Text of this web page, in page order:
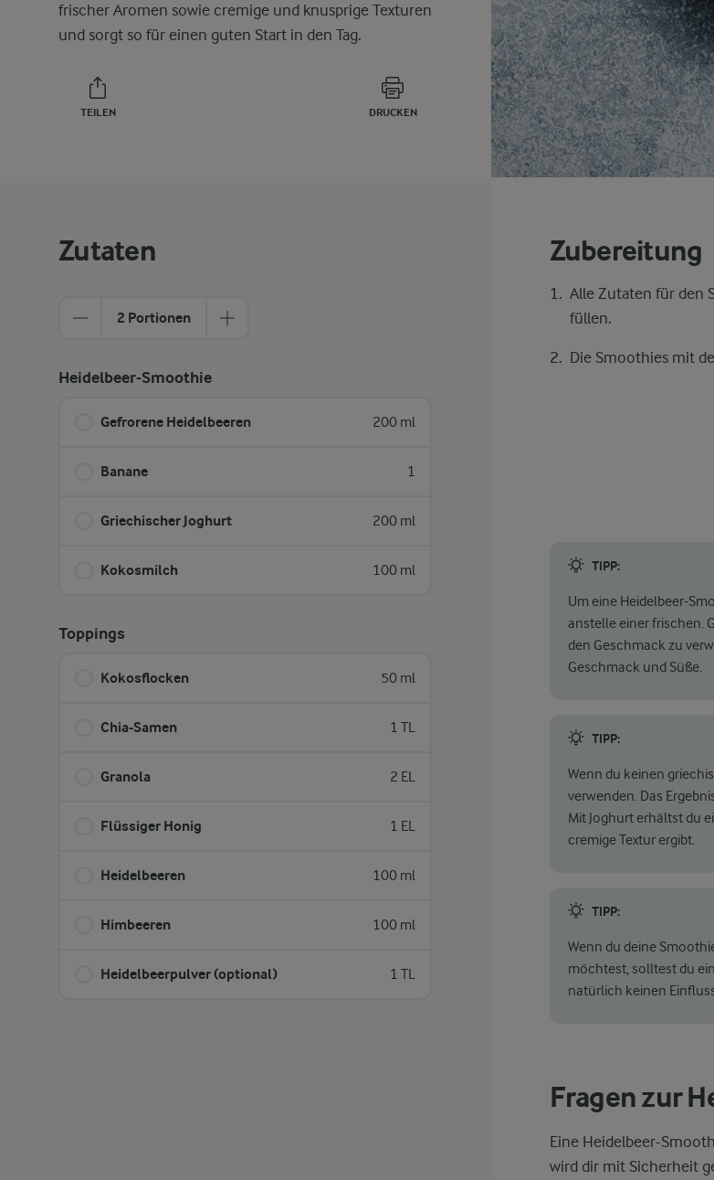
frischer Aromen sowie cremige und knusprige Texturen
und sorgt so für einen guten Start in den Tag.
TEILEN DRUCKEN
Zutaten
2 Portionen
Heidelbeer-Smoothie
Gefrorene Heidelbeeren 200 ml
Banane 1
Griechischer Joghurt 200 ml
Kokosmilch 100 ml
Toppings
Kokosflocken 50 ml
Chia-Samen 1 TL
Granola 2 EL
Flüssiger Honig 1 EL
Heidelbeeren 100 ml
Himbeeren 100 ml
Heidelbeerpulver (optional) 1 TL
Zubereitung
Alle Zutaten für den
füllen.
Die Smoothies mit
TIPP:
Um eine Heidelbeer-
anstelle einer frischen.
den Geschmack zu
Geschmack und Süße.
TIPP:
Wenn du keinen
verwenden. Das
Mit Joghurt erhältst du
cremige Textur ergibt.
TIPP:
Wenn du deine
möchtest, solltest du
natürlich keinen
Fragen zur
Eine Heidelbeer-
wird dir mit Sicherheit